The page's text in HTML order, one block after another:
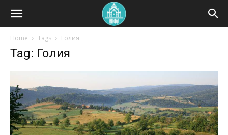
Home Tags Голия
Tag: Голия